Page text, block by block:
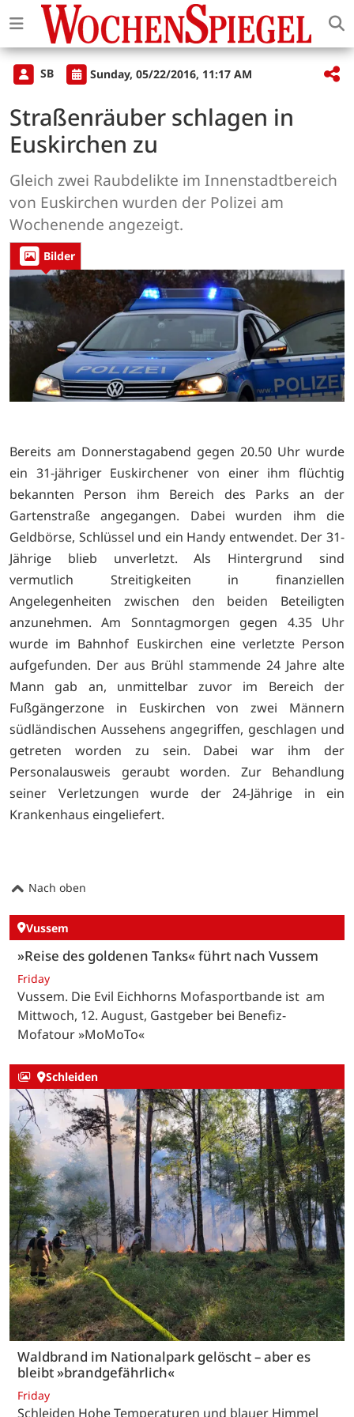
SB Sunday, 05/22/2016, 11:17 AM
Straßenräuber schlagen in
Euskirchen zu
Gleich zwei Raubdelikte im Innenstadtbereich
von Euskirchen wurden der Polizei am
Wochenende angezeigt.
Bilder
Bereits am Donnerstagabend gegen 20.50 Uhr wurde
ein 31-jähriger Euskirchener von einer ihm flüchtig
bekannten Person ihm Bereich des Parks an der
Gartenstraße angegangen. Dabei wurden ihm die
Geldbörse, Schlüssel und ein Handy entwendet. Der 31-
Jährige blieb unverletzt. Als Hintergrund sind
vermutlich Streitigkeiten in finanziellen
Angelegenheiten zwischen den beiden Beteiligten
anzunehmen. Am Sonntagmorgen gegen 4.35 Uhr
wurde im Bahnhof Euskirchen eine verletzte Person
aufgefunden. Der aus Brühl stammende 24 Jahre alte
Mann gab an, unmittelbar zuvor im Bereich der
Fußgängerzone in Euskirchen von zwei Männern
südländischen Aussehens angegriffen, geschlagen und
getreten worden zu sein. Dabei war ihm der
Personalausweis geraubt worden. Zur Behandlung
seiner Verletzungen wurde der 24-Jährige in ein
Krankenhaus eingeliefert.
Nach oben
Vussem
»Reise des goldenen Tanks« führt nach Vussem
Friday
Vussem. Die Evil Eichhorns Mofasportbande ist am
Mittwoch, 12. August, Gastgeber bei Benefiz-
Mofatour »MoMoTo«
Schleiden
Waldbrand im Nationalpark gelöscht – aber es
bleibt »brandgefährlich«
Friday
Schleiden Hohe Temperaturen und blauer Himmel